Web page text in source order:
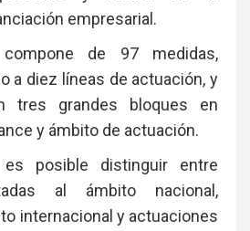
empresarial.
de 97 medidas,
a diez líneas de actuación, y
tres grandes bloques en
y ámbito de actuación.
posible distinguir entre
al ámbito nacional,
internacional y actuaciones